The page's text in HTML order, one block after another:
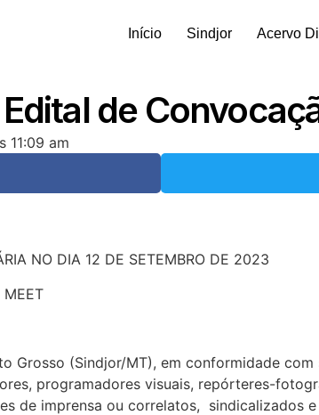
Início Sindjor Acervo
Edital de
11:09 am
NO DIA 12 DE SETEMBRO DE 2023
MEET
Grosso (Sindjor/MT), em conformidade
programadores visuais, repórteres-
de imprensa ou correlatos,